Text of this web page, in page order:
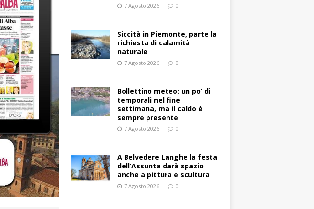
7 Agosto 2026 0
Siccità in Piemonte, parte la
richiesta di calamità
naturale
7 Agosto 2026 0
Bollettino meteo: un po’ di
temporali nel fine
settimana, ma il caldo è
sempre presente
7 Agosto 2026 0
A Belvedere Langhe la festa
dell’Assunta darà spazio
anche a pittura e scultura
7 Agosto 2026 0